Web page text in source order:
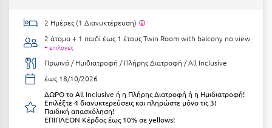
Λαγκάδια
Λακόπετρα Αχαΐας
Λακωνία
2 Ημέρες (1 Διανυκτέρευση)
2 άτομα + 1 παιδί έως 1 έτουςTwin Room with balcony no view
+ επιλογές
Πρωινό / Ημιδιατροφή / Πλήρης Διατροφή / All Inclusive
έως 18/10/2026
ΔΩΡΟ το All Inclusive ή η Πλήρης Διατροφή ή η Ημιδιατροφή!
Επιλέξτε 4 διανυκτερεύσεις και πληρώστε μόνο τις 3!
Παιδική απασχόληση!
ΕΠΙΠΛΕΟΝ Κέρδος έως 10% σε yellows!